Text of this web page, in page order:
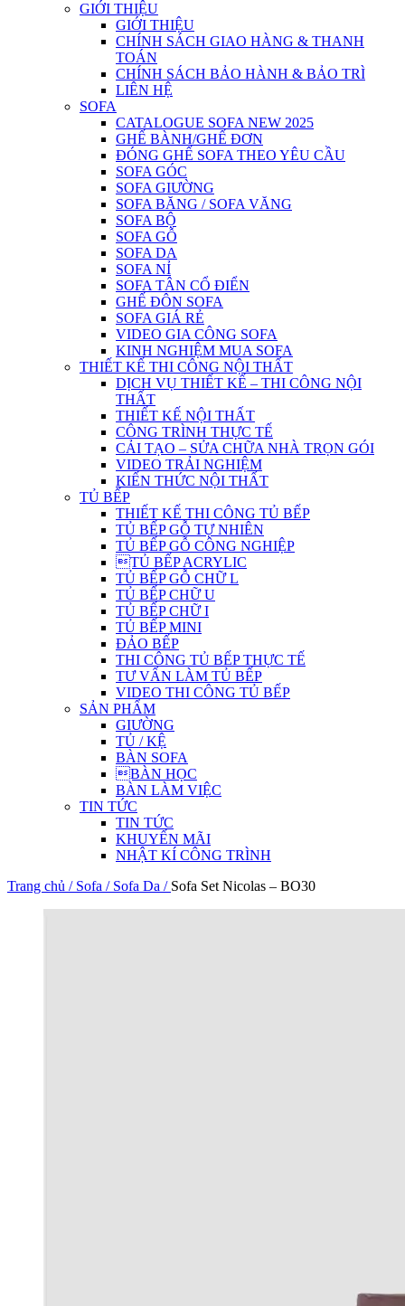
GIỚI THIỆU
GIỚI THIỆU
CHÍNH SÁCH GIAO HÀNG & THANH
TOÁN
CHÍNH SÁCH BẢO HÀNH & BẢO TRÌ
LIÊN HỆ
SOFA
CATALOGUE SOFA NEW 2025
GHẾ BÀNH/GHẾ ĐƠN
ĐÓNG GHẾ SOFA THEO YÊU CẦU
SOFA GÓC
SOFA GIƯỜNG
SOFA BĂNG / SOFA VĂNG
SOFA BỘ
SOFA GỖ
SOFA DA
SOFA NỈ
SOFA TÂN CỔ ĐIỂN
GHẾ ĐÔN SOFA
SOFA GIÁ RẺ
VIDEO GIA CÔNG SOFA
KINH NGHIỆM MUA SOFA
THIẾT KẾ THI CÔNG NỘI THẤT
DỊCH VỤ THIẾT KẾ – THI CÔNG NỘI
THẤT
THIẾT KẾ NỘI THẤT
CÔNG TRÌNH THỰC TẾ
CẢI TẠO – SỬA CHỮA NHÀ TRỌN GÓI
VIDEO TRẢI NGHIỆM
KIẾN THỨC NỘI THẤT
TỦ BẾP
THIẾT KẾ THI CÔNG TỦ BẾP
TỦ BẾP GỖ TỰ NHIÊN
TỦ BẾP GỖ CÔNG NGHIỆP
TỦ BẾP ACRYLIC
TỦ BẾP GỖ CHỮ L
TỦ BẾP CHỮ U
TỦ BẾP CHỮ I
TỦ BẾP MINI
ĐẢO BẾP
THI CÔNG TỦ BẾP THỰC TẾ
TƯ VẤN LÀM TỦ BẾP
VIDEO THI CÔNG TỦ BẾP
SẢN PHẨM
GIƯỜNG
TỦ / KỆ
BÀN SOFA
BÀN HỌC
BÀN LÀM VIỆC
TIN TỨC
TIN TỨC
KHUYẾN MÃI
NHẬT KÍ CÔNG TRÌNH
Trang chủ / Sofa / Sofa Da / Sofa Set Nicolas – BO30